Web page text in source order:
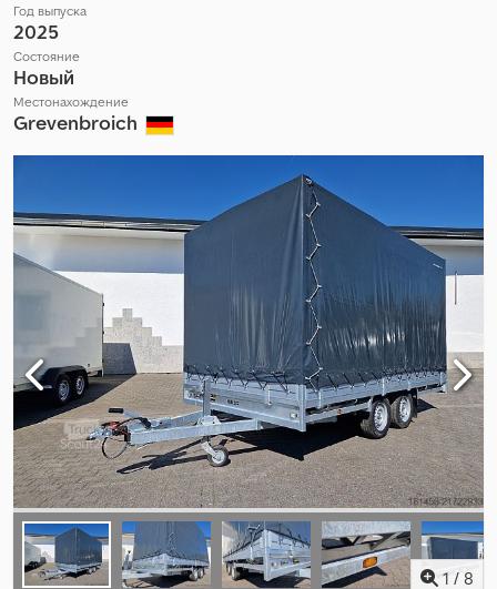
Год выпуска
2025
Состояние
Новый
Местонахождение
Grevenbroich
1 / 8